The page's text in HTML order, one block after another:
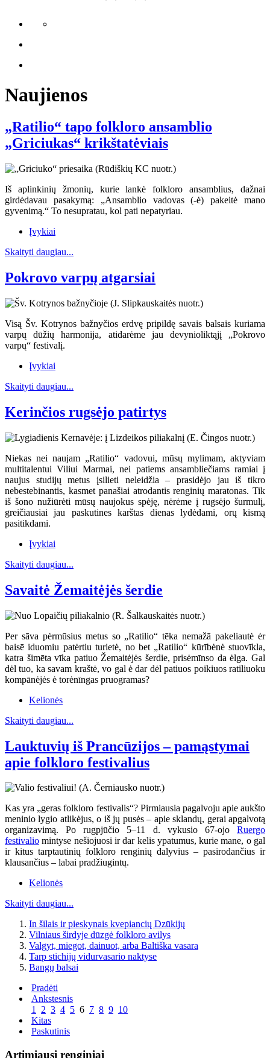
Naujienos
„Ratilio“ tapo folkloro ansamblio
„Griciukas“ krikštatėviais
Iš aplinkinių žmonių, kurie lankė folkloro ansamblius, dažnai
girdėdavau pasakymą: „Ansamblio vadovas (-ė) pakeitė mano
gyvenimą.“ To nesupratau, kol pati nepatyriau.
Įvykiai
Skaityti daugiau...
Pokrovo varpų atgarsiai
Visą Šv. Kotrynos bažnyčios erdvę pripildę savais balsais kuriama
varpų dūžių harmonija, atidarėme jau devynioliktąjį „Pokrovo
varpų“ festivalį.
Įvykiai
Skaityti daugiau...
Kerinčios rugsėjo patirtys
Niekas nei naujam „Ratilio“ vadovui, mūsų mylimam, aktyviam
multitalentui Viliui Marmai, nei patiems ansambliečiams ramiai į
naujus studijų metus įsilieti neleidžia – prasidėjo jau iš tikro
nebestebinantis, kasmet panašiai atrodantis renginių maratonas. Tik
iš šono nužiūrėti mūsų naujokus spėję, nėrėme į rugsėjo šurmulį,
greičiausiai jau paskutines karštas dienas lydėdami, orų kismą
pasitikdami.
Įvykiai
Skaityti daugiau...
Savaitė Žemaitėjės šerdie
Per sāva pėrmūsius metus so „Ratilio“ tēka nemažā pakeliautė ėr
baisē iduomiu patėrtiu turietė, no bet „Ratilio“ kūrībėnė stuovīkla,
katra šimēta vīka patiuo Žemaitėjės šerdie, prisėmīnso da ėlga. Gal
dėl tuo, ka savam kraštė, vo gal ė dar dėl patiuos poikiuos ratiliuoku
kompānėjės ė torėnīngas pruogramas?
Kelionės
Skaityti daugiau...
Lauktuvių iš Prancūzijos – pamąstymai
apie folkloro festivalius
Kas yra „geras folkloro festivalis“? Pirmiausia pagalvoju apie aukšto
meninio lygio atlikėjus, o iš jų pusės – apie sklandų, gerai apgalvotą
organizavimą. Po rugpjūčio 5–11 d. vykusio 67-ojo Ruergo
festivalio mintyse nešiojuosi ir dar kelis ypatumus, kurie mane, o gal
ir kitus tarptautinių folkloro renginių dalyvius – pasirodančius ir
klausančius – labai pradžiugintų.
Kelionės
Skaityti daugiau...
In šilais ir pieskynais kvepiancių Dzūkijų
Vilniaus širdyje dūzgė folkloro avilys
Valgyt, miegot, dainuot, arba Baltiška vasara
Tarp stichijų vidurvasario naktyse
Bangų balsai
Pradėti
Ankstesnis
1 2 3 4 5 6 7 8 9 10
Kitas
Paskutinis
Artimiausi renginiai